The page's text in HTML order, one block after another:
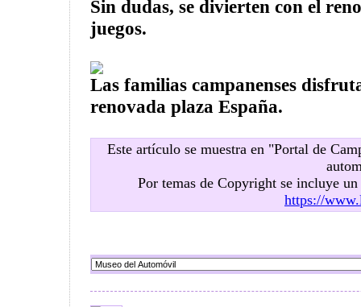
Sin dudas, se divierten con el
juegos.
Las familias campanenses
renovada plaza España.
Este artículo se muestra en "Portal de
Por temas de Copyright se incluye un
https://